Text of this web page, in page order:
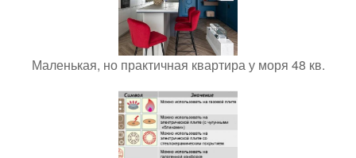
Маленькая, но практичная квартира у моря 48 кв.